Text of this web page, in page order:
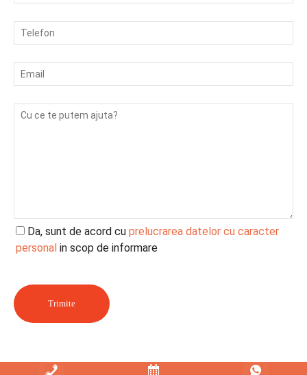
Da, sunt de acord cuprelucrarea datelor cu caracter
personal in scop de informare